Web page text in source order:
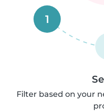
1
Filter based on your